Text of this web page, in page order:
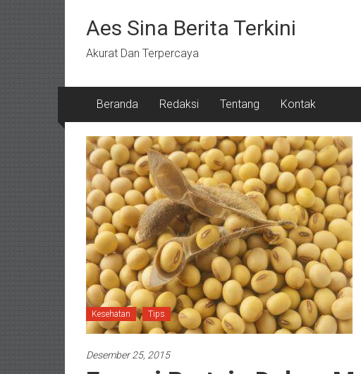
kontenAes Sina Berita Terkini
Akurat Dan Terpercaya
Beranda Redaksi Tentang Kontak
Kesehatan Tips
Desember 25, 2015